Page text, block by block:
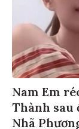
Nam Em
Thành sau
Nhã